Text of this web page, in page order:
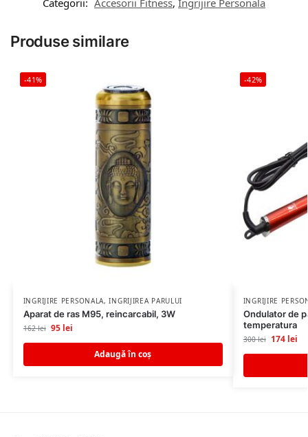
Categorii: Accesorii Fitness, Ingrijire Personala
Produse similare
-41%
INGRIJIRE PERSONALA,INGRIJIREA PARULUI
Aparat de ras M95, reincarcabil, 3W
162lei 95 lei
Adaugă în coș
-42%
INGRIJIRE
Ondulator de
temperatura
300lei 174 lei